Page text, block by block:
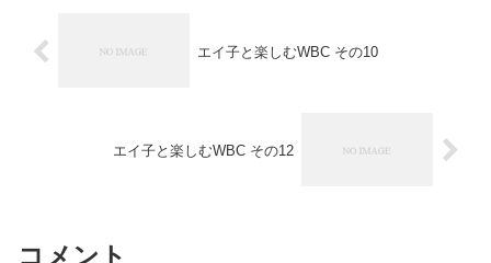
エイ子と楽しむWBC その10
エイ子と楽しむWBC その12
コメント